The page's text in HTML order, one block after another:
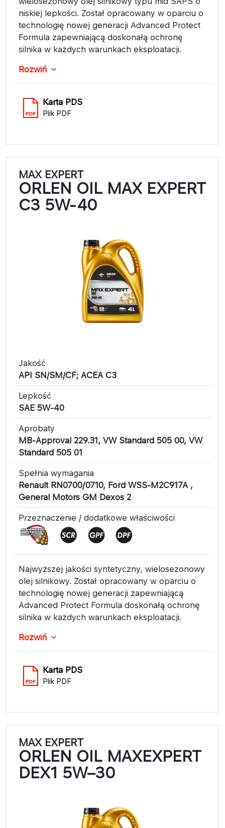
niskiej lepkości. Został opracowany w oparciu o
technologię nowej generacji Advanced Protect
Formula zapewniającą doskonałą ochronę
silnika w każdych warunkach eksploatacji.
Rozwiń
Karta PDS
Plik PDF
MAX EXPERT
ORLEN OIL MAX EXPERT
C3 5W-40
Jakość
API SN/SM/CF; ACEA C3
Lepkość
SAE 5W-40
Aprobaty
MB-Approval 229.31, VW Standard 505 00, VW
Standard 505 01
Spełnia wymagania
Renault RN0700/0710, Ford WSS-M2C917A ,
General Motors GM Dexos 2
Przeznaczenie / dodatkowe właściwości
Najwyższej jakości syntetyczny, wielosezonowy
olej silnikowy. Został opracowany w oparciu o
technologię nowej generacji zapewniającą
Advanced Protect Formula doskonałą ochronę
silnika w każdych warunkach eksploatacji.
Rozwiń
Karta PDS
Plik PDF
MAX EXPERT
ORLEN OIL MAXEXPERT
DEX1 5W–30​​